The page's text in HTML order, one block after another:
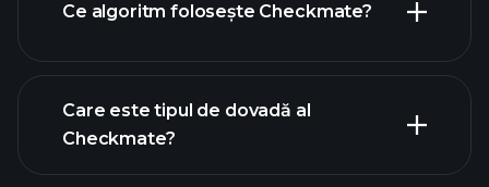
Ce algoritm folosește Checkmate?
Care este tipul de dovadă al
Checkmate?